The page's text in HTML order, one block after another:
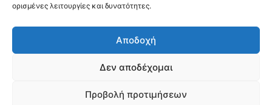
ορισμένες λειτουργίες και δυνατότητες.
Αποδοχή
Δεν αποδέχομαι
Προβολή προτιμήσεων
(+30) 210 882 1381
(+30) 6945 586 132
info@skiastron.com